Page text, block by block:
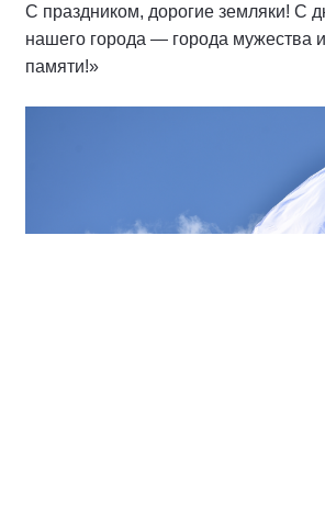
С праздником, дорогие земляки! С
нашего города — города мужества
памяти!»